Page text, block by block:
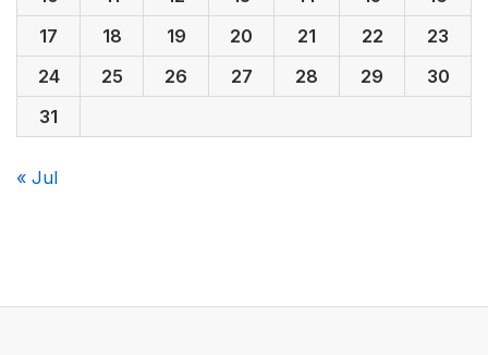
17
18 19 20 21 22
23
24
25 26 27 28 29
30
31
« Jul